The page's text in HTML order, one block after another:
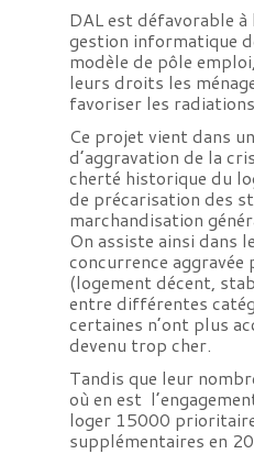
DAL est défavorable à
gestion informatique
modèle de pôle
leurs droits les
favoriser les radiations.
Ce projet vient dans
d’aggravation de la
cherté historique du
de précarisation des
marchandisation
On assiste ainsi dans
concurrence aggravée
(logement décent,
entre différentes
certaines n’ont plus
devenu trop cher.
Tandis que leur
où en est
loger 15000
supplémentaires en